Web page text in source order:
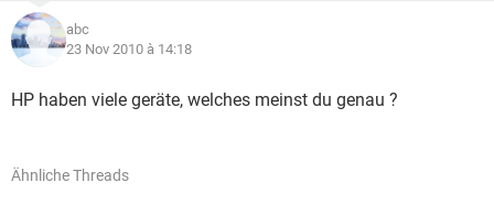
abc
23 Nov 2010 à 14:18
HP haben viele geräte, welches meinst du genau ?
Ähnliche Threads